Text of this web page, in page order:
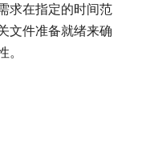
求在指定的时间范
文件准备就绪来确